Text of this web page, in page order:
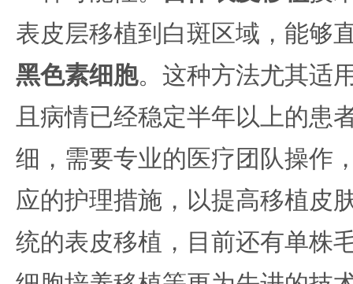
表皮层移植到白斑区域，能够
黑色素细胞。这种方法尤其适
且病情已经稳定半年以上的患
细，需要专业的医疗团队操作
应的护理措施，以提高移植皮
统的表皮移植，目前还有单株